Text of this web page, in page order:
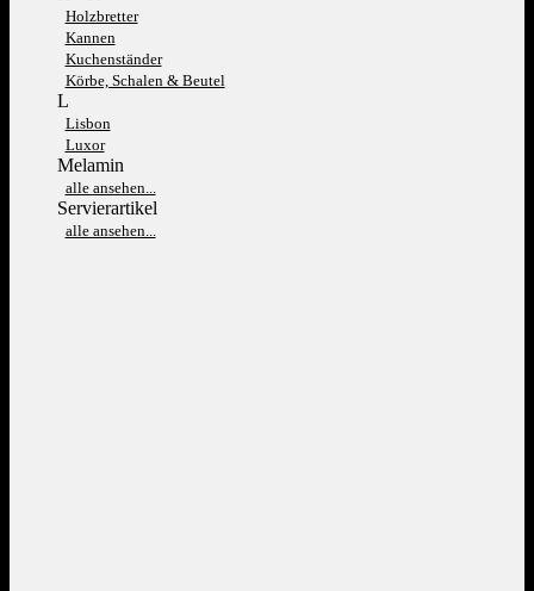
Holzbretter
Kannen
Kuchenständer
Körbe, Schalen & Beutel
L
Lisbon
Luxor
Melamin
alle ansehen...
Servierartikel
alle ansehen...